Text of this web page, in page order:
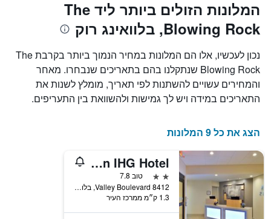
המלונות הזולים ביותר ליד The
Blowing Rock, בלוואינג רוק
נכון לעכשיו, אלו הם המלונות במחיר הנמוך ביותר בקרבת The
Blowing Rock שנתקלנו בהם בתאריכים שנבחרו. מאחר
והמחירים עשויים להשתנות לפי תאריך, מומלץ לשנות את
התאריכים במידה ויש לך גמישות ולהשוואת בין התעריפים.
הצג את כל 9 המלונות
Holiday Inn Express Blowing Rock South, An IHG Hotel
2 כוכבים
טוב 7.8
8412 Valley Boulevard, בלוואינג רוק, NC, ארצות הברית
1.3 ק״מ ממרכז העיר